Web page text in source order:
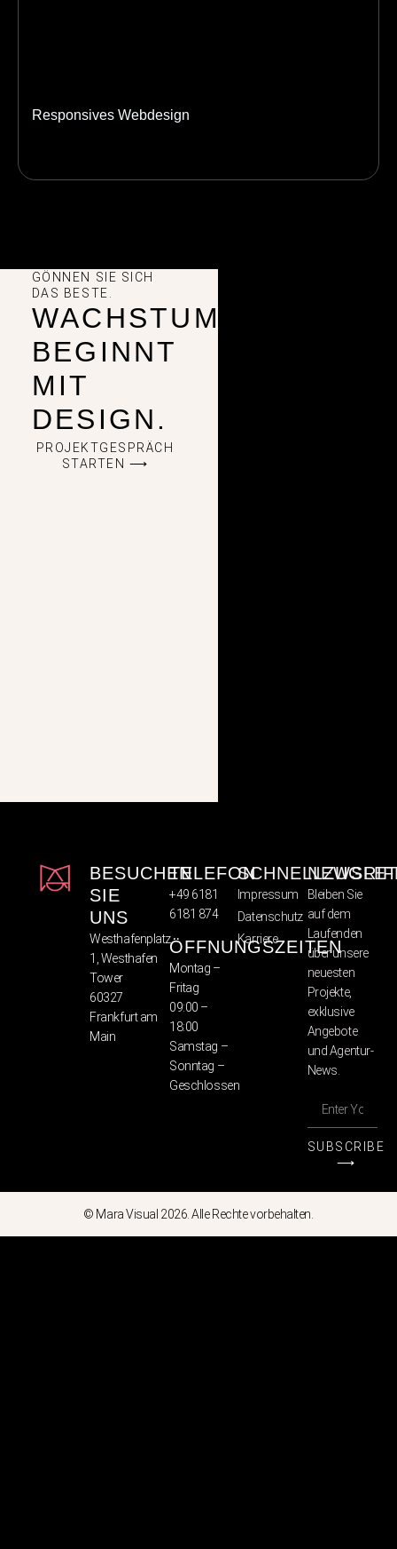
Responsives Webdesign
GÖNNEN SIE SICH
DAS BESTE.
WACHSTUM
BEGINNT
MIT
DESIGN.
PROJEKTGESPRÄCH
STARTEN ⟶
BESUCHEN
SIE
UNS
Westhafenplatz
1, Westhafen
Tower
60327
Frankfurt am
Main
TELEFON
+49 6181
6181 874
ÖFFNUNGSZEITEN
Montag –
Fritag
09:00 –
18:00
Samstag –
Sonntag –
Geschlossen
Impressum
Datenschutz
Karriere
Bleiben Sie
auf dem
Laufenden
über unsere
neuesten
Projekte,
exklusive
Angebote
und Agentur-
News.
SUBSCRIBE
⟶
© Mara Visual 2026. Alle Rechte vorbehalten.